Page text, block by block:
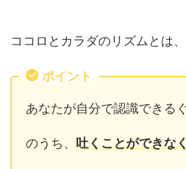
ココロとカラダのリズムとは、
ポイント
あなたが自分で認識できる
のうち、 吐くことができな